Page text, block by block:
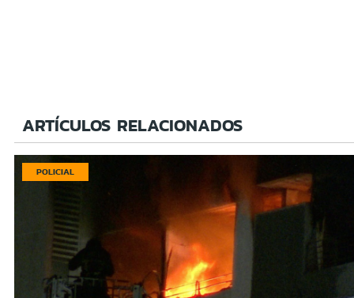
ARTÍCULOS RELACIONADOS
POLICIAL